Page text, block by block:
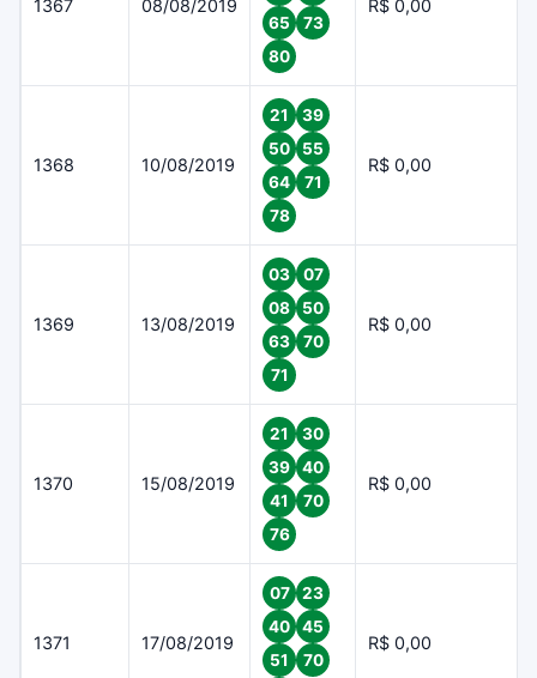
1367 08/08/2019
65
73
80
R$ 0,00
1368 10/08/2019
21
39
50
55
64
71
78
R$ 0,00
1369 13/08/2019
03
07
08
50
63
70
71
R$ 0,00
1370 15/08/2019
21
30
39
40
41
70
76
R$ 0,00
1371 17/08/2019
07
23
40
45
51
70
R$ 0,00